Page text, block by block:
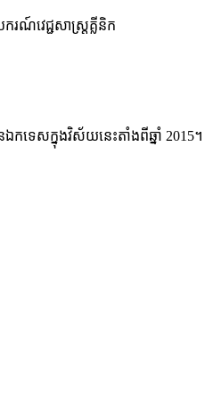
នឯកទេសក្នុងវិស័យនេះតាំងពីឆ្នាំ